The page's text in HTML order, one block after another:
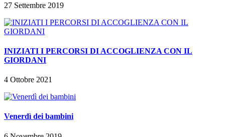
27 Settembre 2019
INIZIATI I PERCORSI DI ACCOGLIENZA CON IL
GIORDANI
4 Ottobre 2021
Venerdì dei bambini